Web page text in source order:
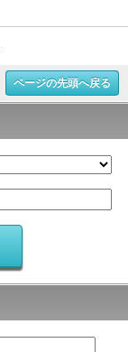
ページの先頭へ戻る